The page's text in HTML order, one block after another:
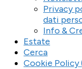
Privacy
dati
Info &
Estate
Cerca
Cookie Policy